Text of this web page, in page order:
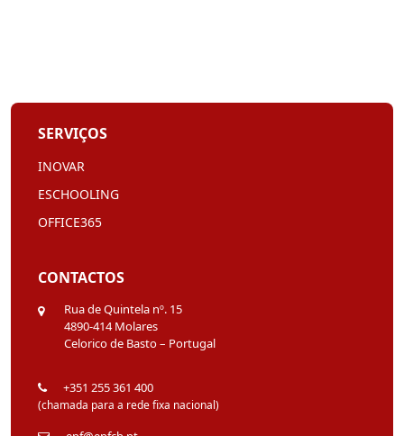
SERVIÇOS
INOVAR
ESCHOOLING
OFFICE365
CONTACTOS
Rua de Quintela nº. 15
4890-414 Molares
Celorico de Basto – Portugal
+351 255 361 400
(chamada para a rede fixa nacional)